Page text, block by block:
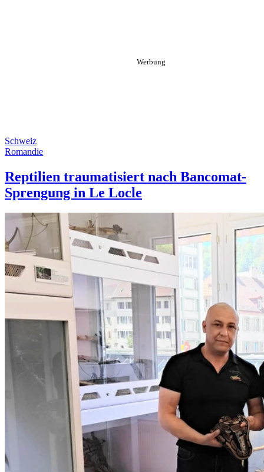
Schweiz
Romandie
Reptilien traumatisiert nach Bancomat-
Sprengung in Le Locle